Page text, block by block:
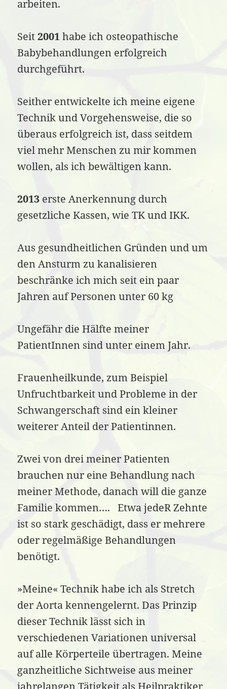
arbeiten.
Seit2001habe ich osteopathische
Babybehandlungen erfolgreich
durchgeführt.
Seither entwickelte ich meine eigene
Technik und Vorgehensweise, die so
überaus erfolgreich ist, dass seitdem
viel mehr Menschen zu mir kommen
wollen, als ich bewältigen kann.
2013 erste Anerkennung durch
gesetzliche Kassen, wie TK und IKK.
Aus gesundheitlichen Gründen und um
den Ansturm zu kanalisieren
beschränke ich mich seit ein paar
Jahren auf Personen unter 60 kg
Ungefähr die Hälfte meiner
PatientInnen sind unter einem Jahr.
Frauenheilkunde, zum Beispiel
Unfruchtbarkeit und Probleme in der
Schwangerschaft sind ein kleiner
weiterer Anteil der Patientinnen.
Zwei von drei meiner Patienten
brauchen nur eine Behandlung nach
meiner Methode, danach will die ganze
Familie kommen…. Etwa jedeR Zehnte
ist so stark geschädigt, dass er mehrere
oder regelmäßige Behandlungen
benötigt.
»Meine« Technik habe ich als Stretch
der Aorta kennengelernt. Das Prinzip
dieser Technik lässt sich in
verschiedenen Variationen universal
auf alle Körperteile übertragen. Meine
ganzheitliche Sichtweise aus meiner
jahrelangen Tätigkeit als Heilpraktiker